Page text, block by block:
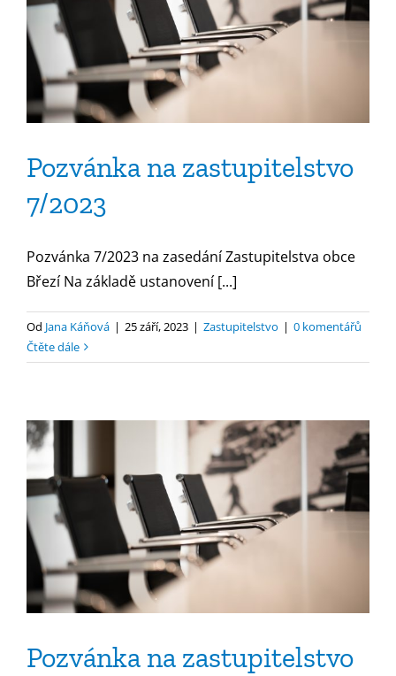
Pozvánka na zastupitelstvo
7/2023
Pozvánka 7/2023 na zasedání Zastupitelstva obce
Březí Na základě ustanovení [...]
Od Jana Káňová | 25 září, 2023 | Zastupitelstvo | 0 komentářů
Čtěte dále
Pozvánka na zastupitelstvo